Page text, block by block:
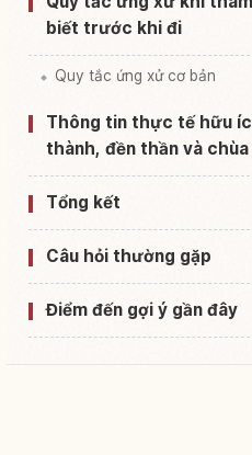
biết trước khi đi
Quy tắc ứng xử cơ bản
Thông tin thực tế hữu
thành, đền thần và chùa
Tổng kết
Câu hỏi thường gặp
Điểm đến gợi ý gần đây